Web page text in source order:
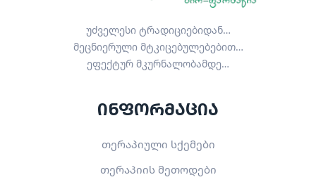
უძველესი ტრადიციებიდან…
მეცნიერული მტკიცებულებებით…
ეფექტურ მკურნალობამდე…
ინფორმაცია
თერაპიული სქემები
თერაპიის მეთოდები